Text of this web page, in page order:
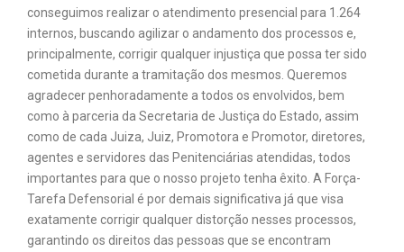
conseguimos realizar o atendimento presencial para 1.264
internos, buscando agilizar o andamento dos processos e,
principalmente, corrigir qualquer injustiça que possa ter sido
cometida durante a tramitação dos mesmos. Queremos
agradecer penhoradamente a todos os envolvidos, bem
como à parceria da Secretaria de Justiça do Estado, assim
como de cada Juiza, Juiz, Promotora e Promotor, diretores,
agentes e servidores das Penitenciárias atendidas, todos
importantes para que o nosso projeto tenha êxito. A Força-
Tarefa Defensorial é por demais significativa já que visa
exatamente corrigir qualquer distorção nesses processos,
garantindo os direitos das pessoas que se encontram